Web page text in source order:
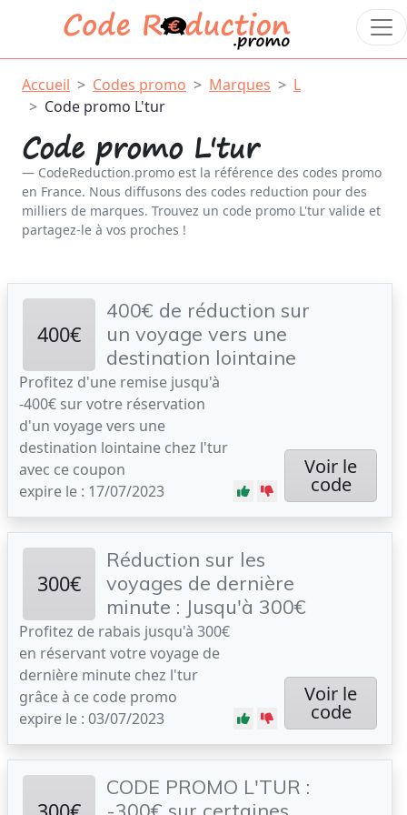
Accueil Codes promo Marques
L
Code promo L'tur
Code promo L'tur
CodeReduction.promo est la référence des codes promo
en France. Nous diffusons des codes reduction pour des
milliers de marques. Trouvez un code promo L'tur valide et
partagez-le à vos proches !
400€
400€ de réduction sur
un voyage vers une
destination lointaine
Profitez d'une remise jusqu'à
-400€ sur votre réservation
d'un voyage vers une
destination lointaine chez l'tur
avec ce coupon
expire le : 17/07/2023
Voir le
code
300€
Réduction sur les
voyages de dernière
minute : Jusqu'à 300€
Profitez de rabais jusqu'à 300€
en réservant votre voyage de
dernière minute chez l'tur
grâce à ce code promo
expire le : 03/07/2023
Voir le
code
CODE PROMO L'TUR :
-300€ sur certaines